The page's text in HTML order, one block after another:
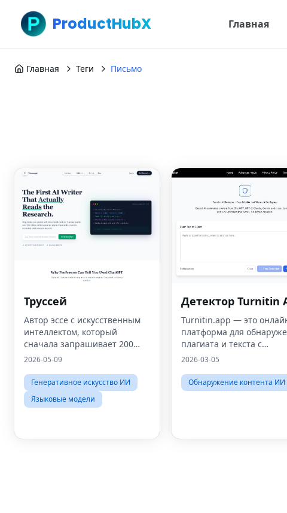
ProductHubX Главная
Главная Теги Письмо
Труссей
Автор эссе с искусственным
интеллектом, который
сначала запрашивает 200
миллионов реальных
каждая цитата проверена, а
не галлюцинирована.
2026-05-09
Генеративное искусство ИИ
Языковые модели
Детектор Turnitin
Turnitin.app — это
платформа для
плагиата и текста с
использованием
которая позволяет
пользователям
2026-03-05
Обнаружение контента ИИ